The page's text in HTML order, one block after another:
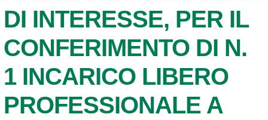
DI INTERESSE, PER IL
CONFERIMENTO DI N.
1 INCARICO LIBERO
PROFESSIONALE A